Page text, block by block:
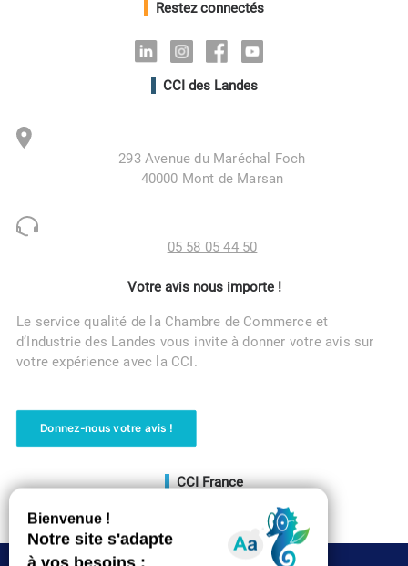
Restez connectés
LinkedinInstagramFacebookYoutube
CCI des Landes
293 Avenue du Maréchal Foch
40000 Mont de Marsan
05 58 05 44 50
Votre avis nous importe !
Le service qualité de la Chambre de Commerce et
d’Industrie des Landes vous invite à donner votre avis sur
votre expérience avec la CCI.
Donnez-nous votre avis !
CCI France